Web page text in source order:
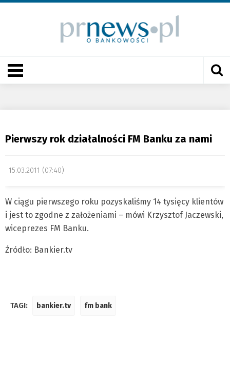
Pierwszy rok działalności FM Banku za nami
15.03.2011 (07:40)
W ciągu pierwszego roku pozyskaliśmy 14 tysięcy klientów
i jest to zgodne z założeniami – mówi Krzysztof Jaczewski,
wiceprezes FM Banku.
Źródło: Bankier.tv
TAGI: bankier.tv fm bank